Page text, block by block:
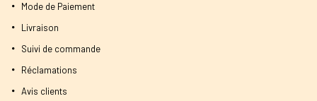
Mode de Paiement
Livraison
Suivi de commande
Réclamations
Avis clients